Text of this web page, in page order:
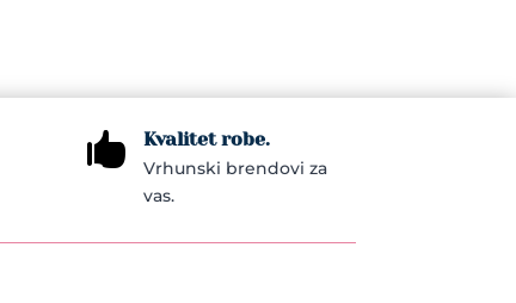
chosen
product
 Kvalitet robe.
Vrhunski brendovi za
vas.